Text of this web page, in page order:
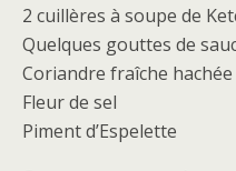
2 cuillères à soupe de
Quelques gouttes de
Coriandre fraîche hachée
Fleur de sel
Piment d’Espelette